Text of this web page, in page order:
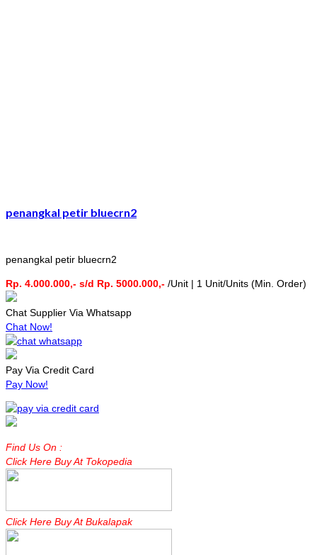
penangkal petir bluecrn2
penangkal petir bluecrn2
Rp. 4.000.000,- s/d Rp. 5000.000,- /Unit | 1 Unit/Units (Min. Order)
Chat Supplier Via Whatsapp
Chat Now!
Pay Via Credit Card
Pay Now!
Find Us On :
Click Here Buy At Tokopedia
Click Here Buy At Bukalapak